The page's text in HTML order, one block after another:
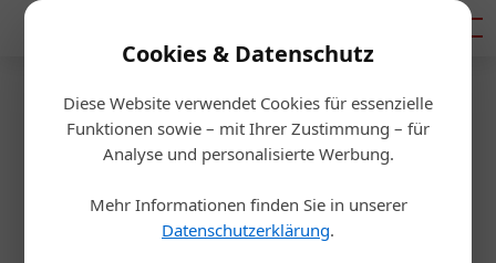
Cookies & Datenschutz
Diese Website verwendet Cookies für essenzielle
Funktionen sowie – mit Ihrer Zustimmung – für
Analyse und personalisierte Werbung.
Mehr Informationen finden Sie in unserer
Datenschutzerklärung.
Startseite/Gastro & Hotel
Karriere
Landhaus Bacher hat neue
Head-Sommelière